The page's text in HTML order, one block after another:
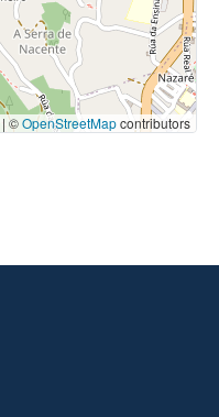
|©OpenStreetMapcontributors